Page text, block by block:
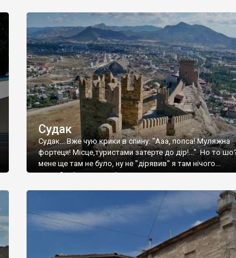
Судак
Судак... Вже чую крики в спину: "Ааа, попса! Муляжна
фортеця! Місце,туристами затерте до дір!..." Но то
мене ще там не було, ну не "дірявив" я там нічого...
принаймні до цього літа.